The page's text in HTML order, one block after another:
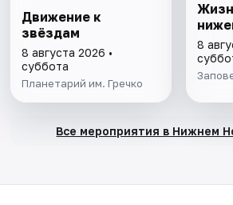
Движение к
звёздам
8 августа 2026 •
суббота
Планетарий им. Гречко
8
Все мероприятия в Нижнем